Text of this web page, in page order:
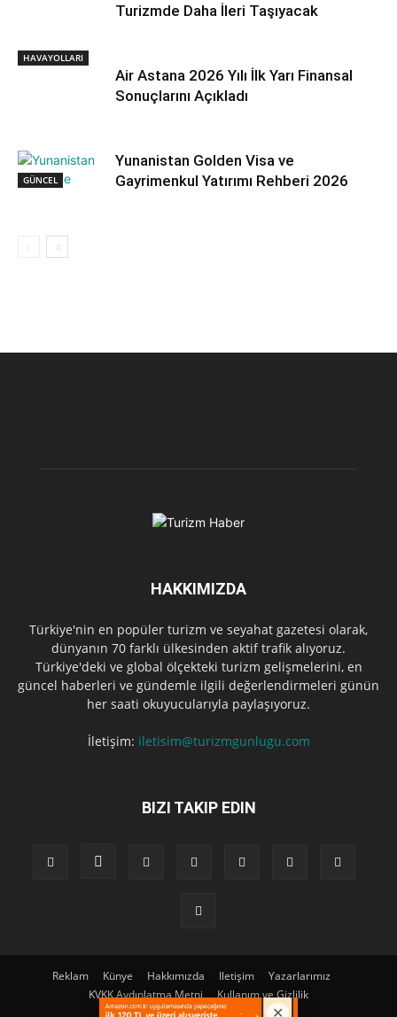
Turizmde Daha İleri Taşıyacak
HAVAYOLLARI
Air Astana 2026 Yılı İlk Yarı Finansal
Sonuçlarını Açıkladı
GÜNCEL
Yunanistan Golden Visa ve
Gayrimenkul Yatırımı Rehberi 2026
HAKKIMIZDA
Türkiye'nin en popüler turizm ve seyahat gazetesi olarak,
dünyanın 70 farklı ülkesinden aktif trafik alıyoruz.
Türkiye'deki ve global ölçekteki turizm gelişmelerini, en
güncel haberleri ve gündemle ilgili değerlendirmeleri günün
her saati okuyucularıyla paylaşıyoruz.
İletişim: iletisim@turizmgunlugu.com
BIZI TAKIP EDIN
Reklam Künye Hakkımızda Iletişim
Yazarlarımız
KVKK Aydınlatma Metni
Kullanım ve Gizlilik